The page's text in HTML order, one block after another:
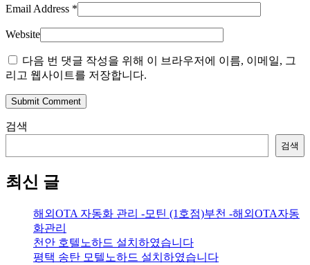
Email Address *
Website
다음 번 댓글 작성을 위해 이 브라우저에 이름, 이메일, 그
리고 웹사이트를 저장합니다.
Submit Comment
검색
검색
최신 글
해외OTA 자동화 관리 -모틴 (1호점)부천 -해외OTA자동
화관리
천안 호텔노하드 설치하였습니다
평택 송탄 모텔노하드 설치하였습니다